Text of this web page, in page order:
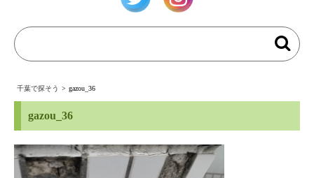
千葉で探そう > gazou_36
gazou_36